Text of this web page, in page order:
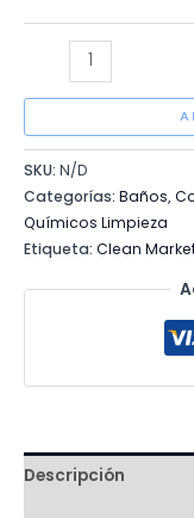
MULTIUSOS
cantidad
SKU: N/D
Categorías: Baños,
Químicos Limpieza
Etiqueta: Clean
Descripción